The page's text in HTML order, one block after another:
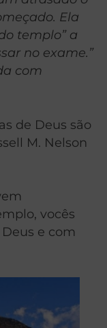
Ela
templo” a
no exame.”
com
de Deus são
M. Nelson
vocês
e com